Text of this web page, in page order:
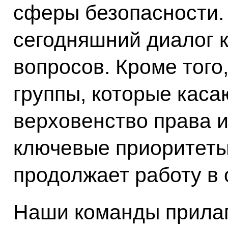
сферы
сегодняшний диалог
вопросов. Кроме
группы, которые
верховенство права
ключевые
продолжает работу
Наши команды